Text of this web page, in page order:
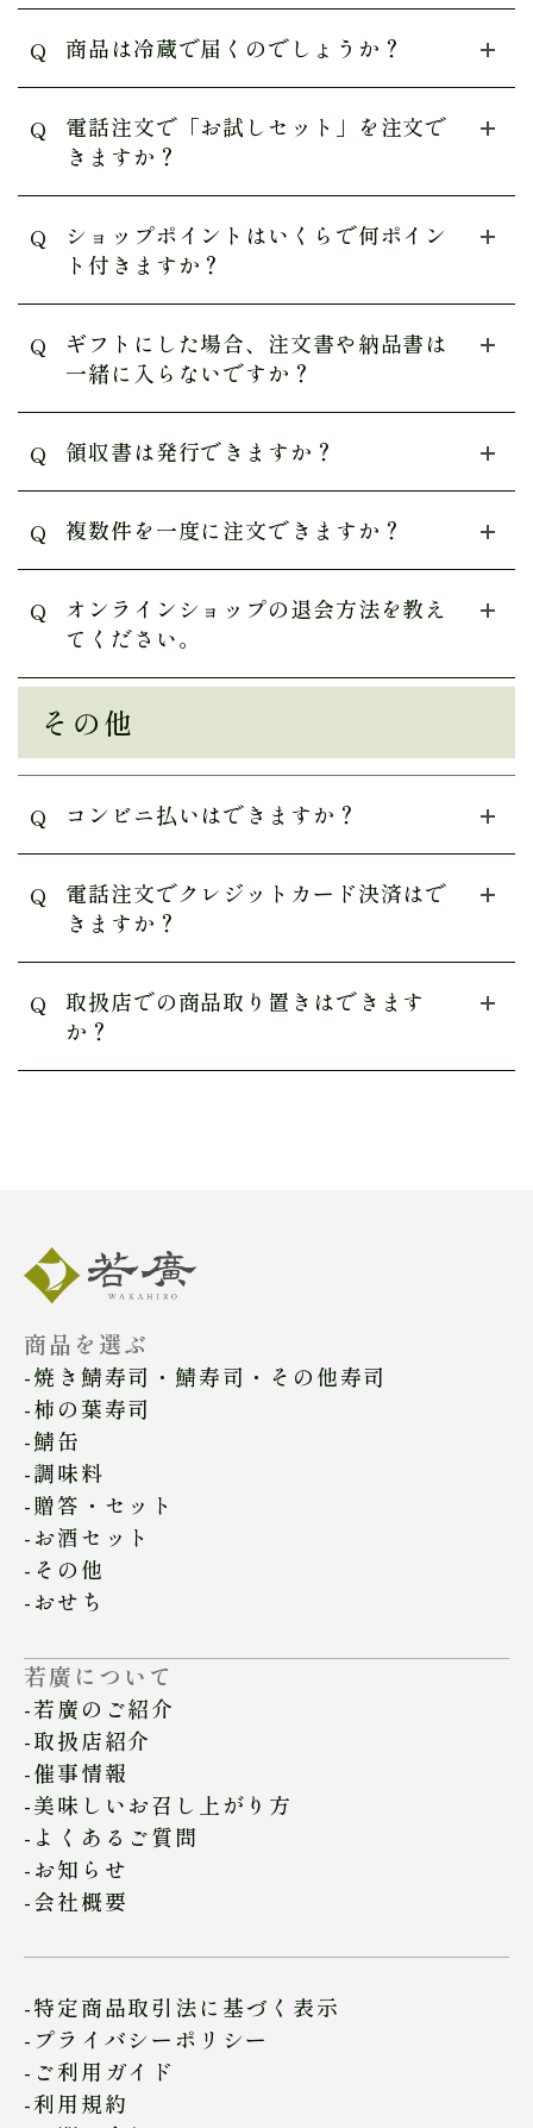
Q 商品は冷蔵で届くのでしょうか？
Q
電話注文で「お試しセット」を注文で
きますか？
Q
ショップポイントはいくらで何ポイン
ト付きますか？
Q
ギフトにした場合、注文書や納品書は
一緒に入らないですか？
Q 領収書は発行できますか？
Q 複数件を一度に注文できますか？
Q
オンラインショップの退会方法を教え
てください。
その他
Q コンビニ払いはできますか？
Q
電話注文でクレジットカード決済はで
きますか？
Q
取扱店での商品取り置きはできます
か？
商品を選ぶ
焼き鯖寿司・鯖寿司・その他寿司
柿の葉寿司
鯖缶
調味料
贈答・セット
お酒セット
その他
おせち
若廣について
若廣のご紹介
取扱店紹介
催事情報
美味しいお召し上がり方
よくあるご質問
お知らせ
会社概要
特定商品取引法に基づく表示
プライバシーポリシー
ご利用ガイド
利用規約